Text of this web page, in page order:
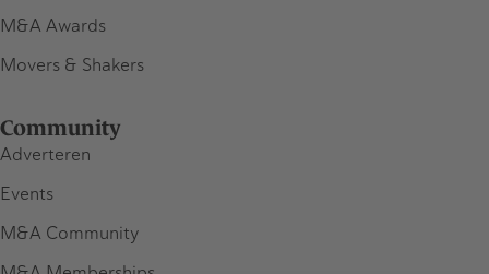
M&A Awards
Movers & Shakers
Community
Adverteren
Events
M&A Community